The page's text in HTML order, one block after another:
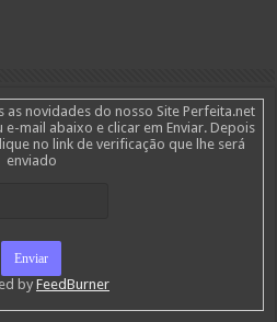
as novidades do nosso Site Perfeita.net
mail abaixo e clicar em Enviar. Depois
no link de verificação que lhe será
enviado
byFeedBurner